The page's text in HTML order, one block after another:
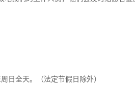
日全天。（法定节假日除外）